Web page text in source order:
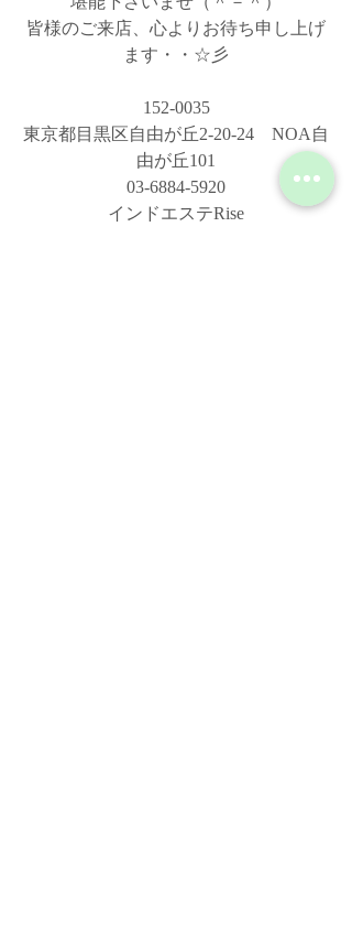
皆様のご来店、心よりお待ち申し上げ
ます・・☆彡
152-0035
東京都目黒区自由が丘2-20-24　NOA自
由が丘101
03-6884-5920
インドエステRise